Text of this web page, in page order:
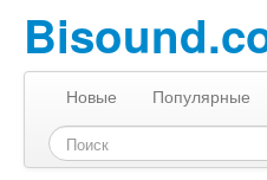
Новые Популярные